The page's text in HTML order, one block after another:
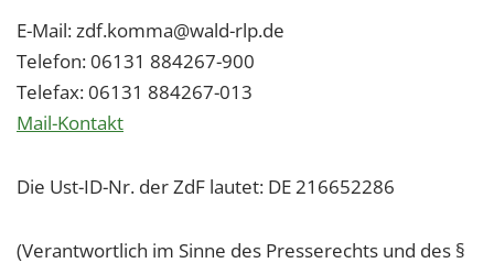
E-Mail: zdf.komma@wald-rlp.de
Telefon: 06131 884267-900
Telefax: 06131 884267-013
Mail-Kontakt
Die Ust-ID-Nr. der ZdF lautet: DE 216652286
(Verantwortlich im Sinne des Presserechts und des §